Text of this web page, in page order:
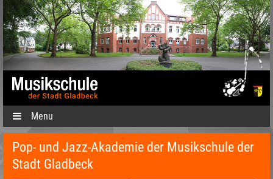
Menu
Pop- und Jazz-Akademie der Musikschule der
Stadt Gladbeck